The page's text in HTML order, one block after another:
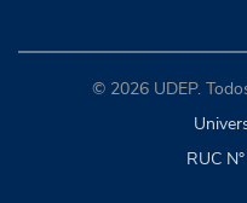
© 2026 UDEP.
RUC